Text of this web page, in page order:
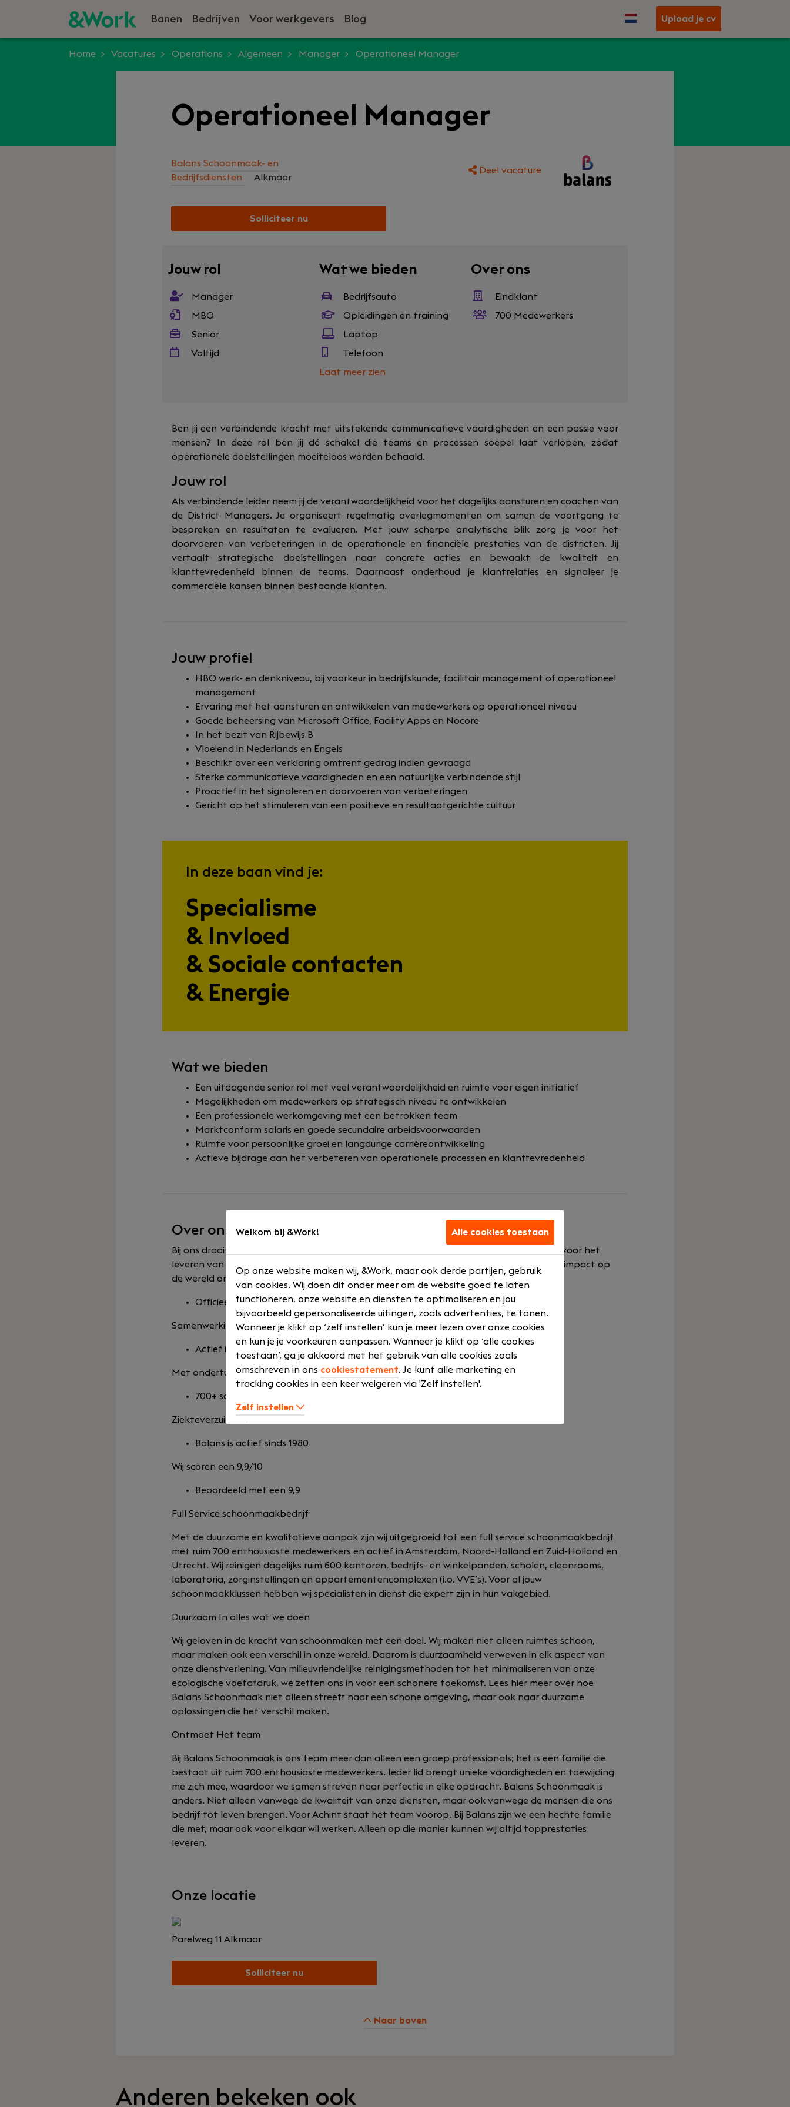
Banen Bedrijven Voor werkgevers Blog Upload je cv
Home Vacatures Operations Algemeen Manager Operationeel Manager
Operationeel Manager
Balans Schoonmaak- en
Bedrijfsdiensten
Alkmaar
Deel vacature
Solliciteer nu
Jouw rol
Manager
MBO
Senior
Voltijd
Wat we bieden
Bedrijfsauto
Opleidingen en training
Laptop
Telefoon
Laat meer zien
Over ons
Eindklant
700 Medewerkers
Ben jij een verbindende kracht met uitstekende communicatieve vaardigheden en een passie voor
mensen? In deze rol ben jij dé schakel die teams en processen soepel laat verlopen, zodat
operationele doelstellingen moeiteloos worden behaald.
Jouw rol
Als verbindende leider neem jij de verantwoordelijkheid voor het dagelijks aansturen en coachen van
de District Managers. Je organiseert regelmatig overlegmomenten om samen de voortgang te
bespreken en resultaten te evalueren. Met jouw scherpe analytische blik zorg je voor het
doorvoeren van verbeteringen in de operationele en financiële prestaties van de districten. Jij
vertaalt strategische doelstellingen naar concrete acties en bewaakt de kwaliteit en
klanttevredenheid binnen de teams. Daarnaast onderhoud je klantrelaties en signaleer je
commerciële kansen binnen bestaande klanten.
Jouw profiel
HBO werk- en denkniveau, bij voorkeur in bedrijfskunde, facilitair management of operationeel
management
Ervaring met het aansturen en ontwikkelen van medewerkers op operationeel niveau
Goede beheersing van Microsoft Office, Facility Apps en Nocore
In het bezit van Rijbewijs B
Vloeiend in Nederlands en Engels
Beschikt over een verklaring omtrent gedrag indien gevraagd
Sterke communicatieve vaardigheden en een natuurlijke verbindende stijl
Proactief in het signaleren en doorvoeren van verbeteringen
Gericht op het stimuleren van een positieve en resultaatgerichte cultuur
In deze baan vind je:
Specialisme
& Invloed
& Sociale contacten
& Energie
Wat we bieden
Een uitdagende senior rol met veel verantwoordelijkheid en ruimte voor eigen initiatief
Mogelijkheden om medewerkers op strategisch niveau te ontwikkelen
Een professionele werkomgeving met een betrokken team
Marktconform salaris en goede secundaire arbeidsvoorwaarden
Ruimte voor persoonlijke groei en langdurige carrièreontwikkeling
Actieve bijdrage aan het verbeteren van operationele processen en klanttevredenheid
Over ons
Bij ons draait het om meer dan alleen schoonmaken. Ons enthousiaste team zet zich in voor het
leveren van hoogwaardige schoonmaakdiensten en voor het creëren van een positieve impact op
de wereld om ons heen.
Officieel partner van AZ Alkmaar
Samenwerking sinds 2018
Actief in heel Nederland
Met ondertussen 2 vestigingen
700+ schoonmakers in dienst
Ziekteverzuim lager dan 5%
Balans is actief sinds 1980
Wij scoren een 9,9/10
Beoordeeld met een 9,9
Full Service schoonmaakbedrijf
Met de duurzame en kwalitatieve aanpak zijn wij uitgegroeid tot een full service schoonmaakbedrijf
met ruim 700 enthousiaste medewerkers en actief in Amsterdam, Noord-Holland en Zuid-Holland en
Utrecht. Wij reinigen dagelijks ruim 600 kantoren, bedrijfs- en winkelpanden, scholen, cleanrooms,
laboratoria, zorginstellingen en appartementencomplexen (i.o. VVE’s). Voor al jouw
schoonmaakklussen hebben wij specialisten in dienst die expert zijn in hun vakgebied.
Duurzaam In alles wat we doen
Wij geloven in de kracht van schoonmaken met een doel. Wij maken niet alleen ruimtes schoon,
maar maken ook een verschil in onze wereld. Daarom is duurzaamheid verweven in elk aspect van
onze dienstverlening. Van milieuvriendelijke reinigingsmethoden tot het minimaliseren van onze
ecologische voetafdruk, we zetten ons in voor een schonere toekomst. Lees hier meer over hoe
Balans Schoonmaak niet alleen streeft naar een schone omgeving, maar ook naar duurzame
oplossingen die het verschil maken.
Ontmoet Het team
Bij Balans Schoonmaak is ons team meer dan alleen een groep professionals; het is een familie die
bestaat uit ruim 700 enthousiaste medewerkers. Ieder lid brengt unieke vaardigheden en toewijding
me zich mee, waardoor we samen streven naar perfectie in elke opdracht. Balans Schoonmaak is
anders. Niet alleen vanwege de kwaliteit van onze diensten, maar ook vanwege de mensen die ons
bedrijf tot leven brengen. Voor Achint staat het team voorop. Bij Balans zijn we een hechte familie
die met, maar ook voor elkaar wil werken. Alleen op die manier kunnen wij altijd topprestaties
leveren.
Onze locatie
Parelweg 11Alkmaar
Solliciteer nu
Naar boven
Anderen bekeken ook
Welkom bij &Work! Alle cookies toestaan
Op onze website maken wij, &Work, maar ook derde partijen, gebruik
van cookies. Wij doen dit onder meer om de website goed te laten
functioneren, onze website en diensten te optimaliseren en jou
bijvoorbeeld gepersonaliseerde uitingen, zoals advertenties, te tonen.
Wanneer je klikt op ‘zelf instellen’ kun je meer lezen over onze cookies
en kun je je voorkeuren aanpassen. Wanneer je klikt op ‘alle cookies
toestaan’, ga je akkoord met het gebruik van alle cookies zoals
omschreven in ons cookiestatement. Je kunt alle marketing en
tracking cookies in een keer weigeren via 'Zelf instellen'.
Zelf instellen